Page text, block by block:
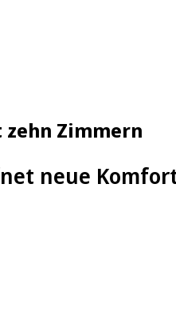
Zimmern
neue